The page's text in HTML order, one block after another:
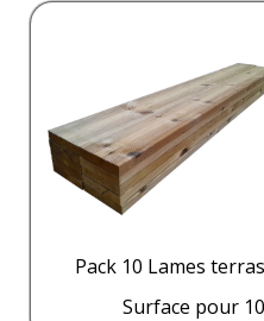
Pack 10 Lames
Surface pour